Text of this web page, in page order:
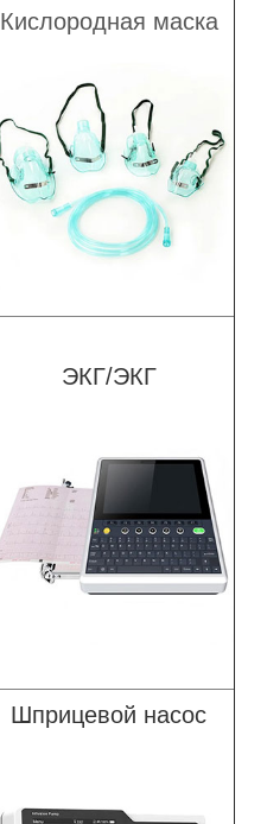
Кислородная маска
ЭКГ/ЭКГ
Шприцевой насос